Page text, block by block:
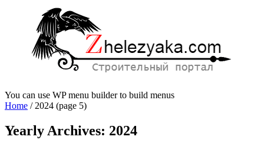
You can use WP menu builder to build menus
Home /2024 (page 5)
Yearly Archives: 2024